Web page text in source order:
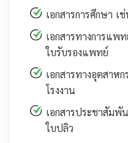
เอกสารการศึกษา
เอกสารทางการแพ
ใบรับรองแพทย์
เอกสารทางอุตสาห
โรงงาน
เอกสารประชาสัม
ใบปลิว